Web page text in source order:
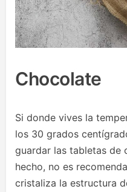
Chocolate
Si donde vives la
los 30 grados
guardar las tabletas de
hecho, no es
cristaliza la estructura